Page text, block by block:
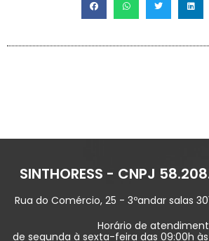
SINTHORESS - CNPJ
Rua do Comércio, 25 - 3ºandar salas
Horário de
de segunda à sexta-feira das 09:00h às